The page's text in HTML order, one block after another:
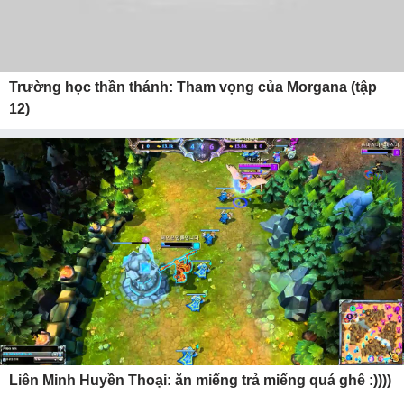
Trường học thần thánh: Tham vọng của Morgana (tập
12)
Liên Minh Huyền Thoại: ăn miếng trả miếng quá ghê :))))